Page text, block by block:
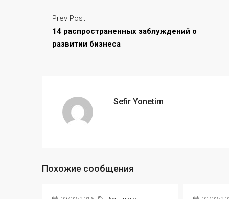
Prev Post
14 распространенных заблуждений о
развитии бизнеса
Sefir Yonetim
Похожие сообщения